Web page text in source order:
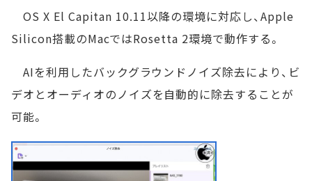
OS X El Capitan 10.11以降の環境に対応し、Apple
Silicon搭載のMacではRosetta 2環境で動作する。
AIを利用したバックグラウンドノイズ除去により、ビ
デオとオーディオのノイズを自動的に除去することが
可能。